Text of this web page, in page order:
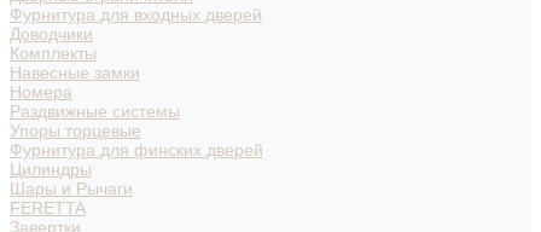
Фурнитура для входных дверей
Доводчики
Комплекты
Навесные замки
Номера
Раздвижные системы
Упоры торцевые
Фурнитура для финских дверей
Цилиндры
Шары и Рычаги
FERETTA
Завертки